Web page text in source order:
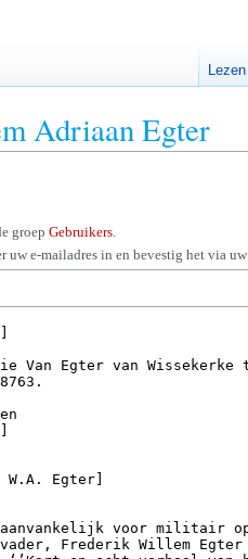
Adriaan Egter
groep Gebruikers.
uw e-mailadres in en bevestig het via uw
Lezen